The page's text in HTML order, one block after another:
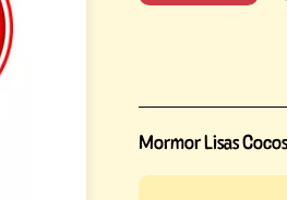
Mormor Lisas